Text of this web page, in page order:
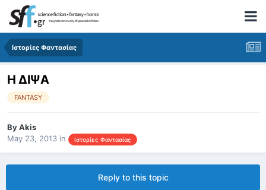
Ιστορίες Φαντασίας
Η ΔΙΨΑ
FANTASY
ByAkis
May 23, 2013 in Ιστορίες Φαντασίας
Reply to this topic